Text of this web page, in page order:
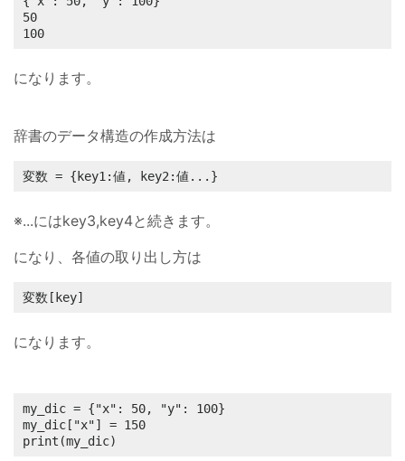
50
100
になります。
辞書のデータ構造の作成方法は
変数 = {key1:値, key2:値...}
※...にはkey3,key4と続きます。
になり、各値の取り出し方は
変数[key]
になります。
my_dic = {"x": 50, "y": 100}
my_dic["x"] = 150
print(my_dic)